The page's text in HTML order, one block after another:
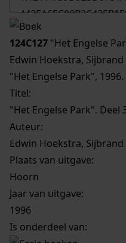
124C127 "Het Engelse
Edwin Hoekstra,
"Het Engelse Park", 1996.
Titel:
"Het Engelse Park". Deel
Auteur:
Edwin Hoekstra,
Plaats van uitgave:
Hoorn
Jaar van uitgave:
1996
Is onderdeel van: